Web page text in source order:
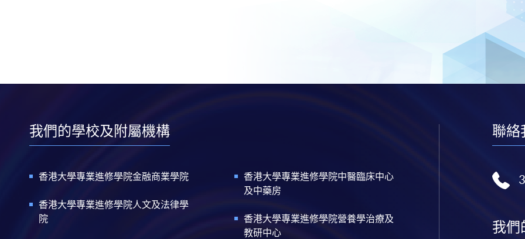
我們的學校及附屬機構
香港大學專業進修學院金融商業學院
香港大學專業進修學院人文及法律學
院
香港大學專業進修學院中醫臨床中心
及中藥房
香港大學專業進修學院營養學治療及
教研中心
聯絡
我們